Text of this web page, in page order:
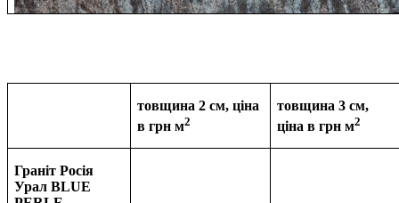
товщина 2 см, ціна
в грн м2
товщина 3 см,
ціна в грн м2
Граніт Росія
Урал BLUE